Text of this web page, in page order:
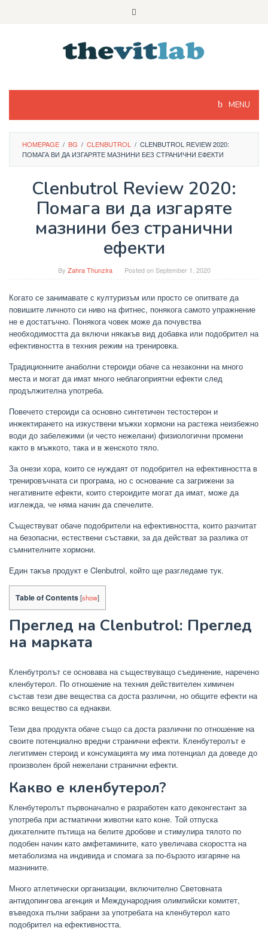
MENU
HOMEPAGE / BG / CLENBUTROL / CLENBUTROL REVIEW 2020:
ПОМАГА ВИ ДА ИЗГАРЯТЕ МАЗНИНИ БЕЗ СТРАНИЧНИ ЕФЕКТИ
Clenbutrol Review 2020:
Помага ви да изгаряте
мазнини без странични
ефекти
By Zahra Thunzira Posted onSeptember 1, 2020
Когато се занимавате с културизъм или просто се опитвате да
повишите личното си ниво на фитнес, понякога самото упражнение
не е достатъчно. Понякога човек може да почувства
необходимостта да включи някакъв вид добавка или подобрител на
ефективността в техния режим на тренировка.
Традиционните анаболни стероиди обаче са незаконни на много
места и могат да имат много неблагоприятни ефекти след
продължителна употреба.
Повечето стероиди са основно синтетичен тестостерон и
инжектирането на изкуствени мъжки хормони на растежа неизбежно
води до забележими (и често нежелани) физиологични промени
както в мъжкото, така и в женското тяло.
За онези хора, които се нуждаят от подобрител на ефективността в
тренировъчната си програма, но с основание са загрижени за
негативните ефекти, които стероидите могат да имат, може да
изглежда, че няма начин да спечелите.
Съществуват обаче подобрители на ефективността, които разчитат
на безопасни, естествени съставки, за да действат за разлика от
съмнителните хормони.
Един такъв продукт е Clenbutrol, който ще разгледаме тук.
Table of Contents[show]
Преглед на Clenbutrol: Преглед
на марката
Кленбутролът се основава на съществуващо съединение, наречено
кленбутерол. По отношение на техния действителен химичен
състав тези две вещества са доста различни, но общите ефекти на
всяко вещество са еднакви.
Тези два продукта обаче също са доста различни по отношение на
своите потенциално вредни странични ефекти. Кленбутеролът е
легитимен стероид и консумацията му има потенциал да доведе до
произволен брой нежелани странични ефекти.
Какво е кленбутерол?
Кленбутеролът първоначално е разработен като деконгестант за
употреба при астматични животни като коне. Той отпуска
дихателните пътища на белите дробове и стимулира тялото по
подобен начин като амфетамините, като увеличава скоростта на
метаболизма на индивида и спомага за по-бързото изгаряне на
мазнините.
Много атлетически организации, включително Световната
антидопингова агенция и Международния олимпийски комитет,
въведоха пълни забрани за употребата на кленбутерол като
подобрител на ефективността.